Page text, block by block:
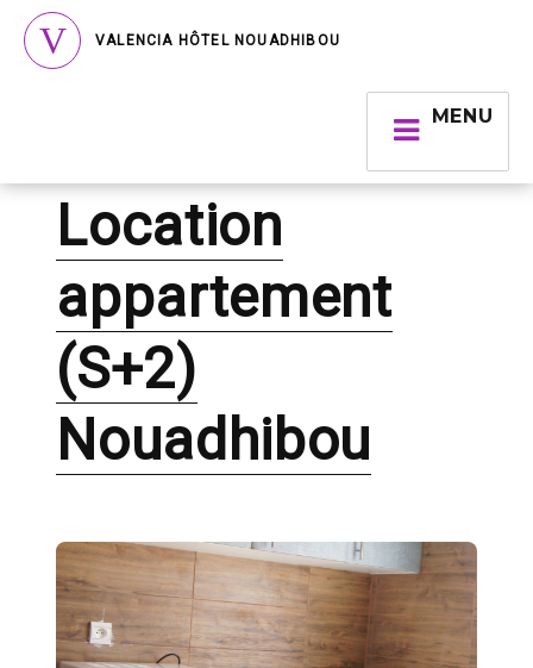
VALENCIA HÔTEL NOUADHIBOU
MENU
Location
appartement
(S+2)
Nouadhibou